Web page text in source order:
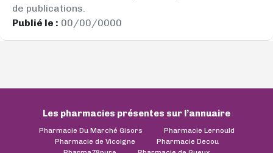
de publications.
Publié le : 00/00/0000
Les pharmacies présentes sur l’annuaire
Pharmacie Du Marché Gisors
Pharmacie Lernould
Pharmacie de Vicoigne
Pharmacie Decou